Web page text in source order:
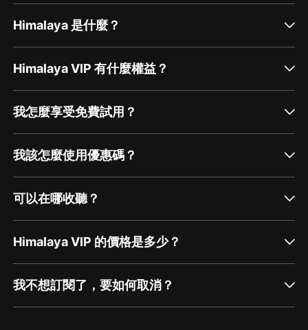
Himalaya 是什麼？
Himalaya VIP 有什麼權益？
我怎麼享受免費試用？
我該怎麼使用優惠碼？
可以在哪收聽？
Himalaya VIP 的價格是多少？
我不想訂閱了，要如何取消？